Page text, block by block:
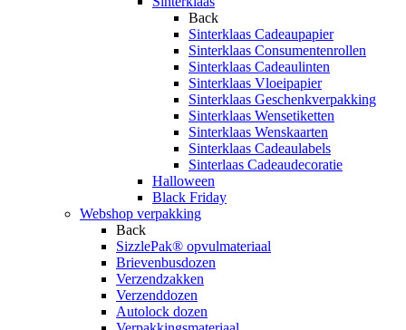
Back
Sinterklaas Cadeaupapier
Sinterklaas Consumentenrollen
Sinterklaas Cadeaulinten
Sinterklaas Vloeipapier
Sinterklaas Geschenkverpakking
Sinterklaas Wensetiketten
Sinterklaas Wenskaarten
Sinterklaas Cadeaulabels
Sinterlaas Cadeaudecoratie
Halloween
Black Friday
Webshop verpakking
Back
SizzlePak® opvulmateriaal
Brievenbusdozen
Verzendzakken
Verzenddozen
Autolock dozen